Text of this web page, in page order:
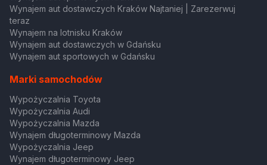
Wynajem aut dostawczych Kraków Najtaniej | Zarezerwuj
teraz
Wynajem na lotnisku Kraków
Wynajem aut dostawczych w Gdańsku
Wynajem aut sportowych w Gdańsku
Marki samochodów
Wypożyczalnia Toyota
Wypożyczalnia Audi
Wypożyczalnia Mazda
Wynajem długoterminowy Mazda
Wypożyczalnia Jeep
Wynajem długoterminowy Jeep